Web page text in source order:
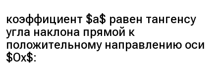
коэффициент $a$ равен тангенсу
угла наклона прямой к
положительному направлению оси
$Ox$: